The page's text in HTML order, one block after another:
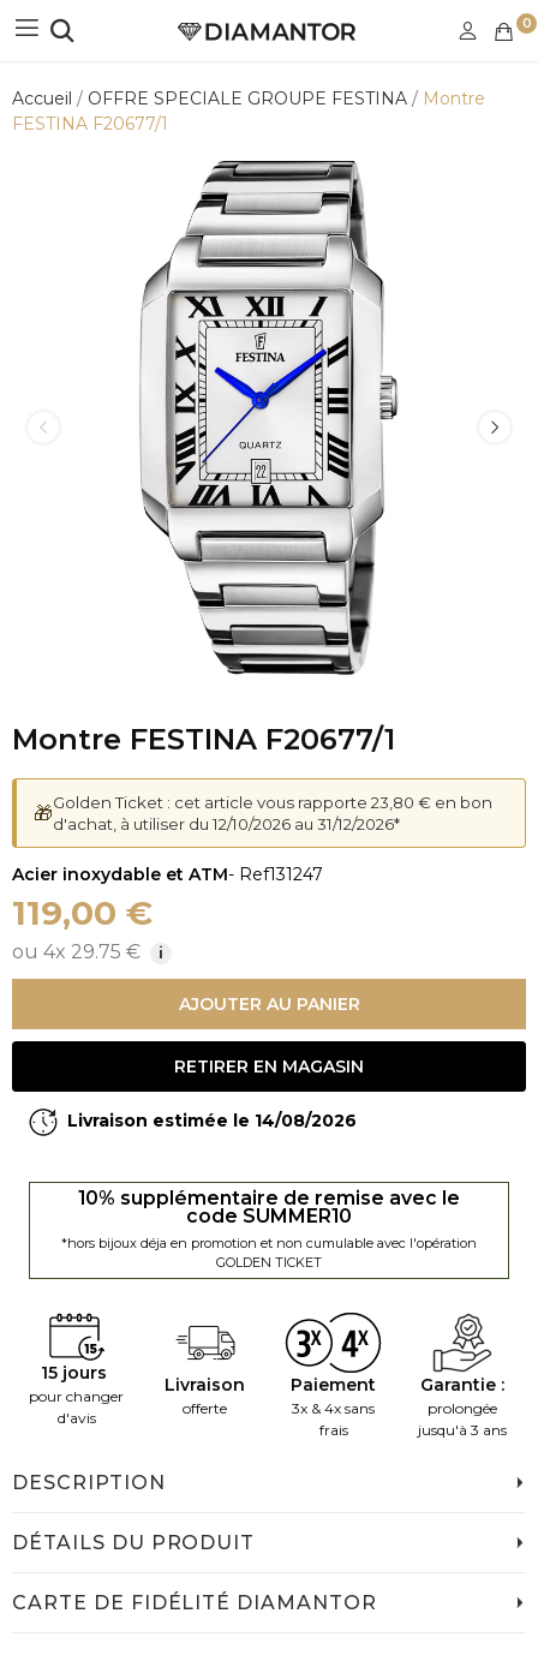
0
Accueil OFFRE SPECIALE GROUPE FESTINA
Montre
FESTINA F20677/1
Montre FESTINA F20677/1
🎁Golden Ticket : cet article vous rapporte 23,80 € en bon
d'achat, à utiliser du 12/10/2026 au 31/12/2026*
Acier inoxydable et ATM- Ref131247
119,00 €
ou 4x 29.75 € i
AJOUTER AU PANIER
RETIRER EN MAGASIN
Livraison estimée le 14/08/2026
10% supplémentaire de remise avec le
code SUMMER10
*hors bijoux déja en promotion et non cumulable avec l'opération
GOLDEN TICKET
15 jours
pour changer
d'avis
Livraison
offerte
Paiement
3x & 4x sans
frais
Garantie :
prolongée
jusqu'à 3 ans
DESCRIPTION
DÉTAILS DU PRODUIT
CARTE DE FIDÉLITÉ DIAMANTOR